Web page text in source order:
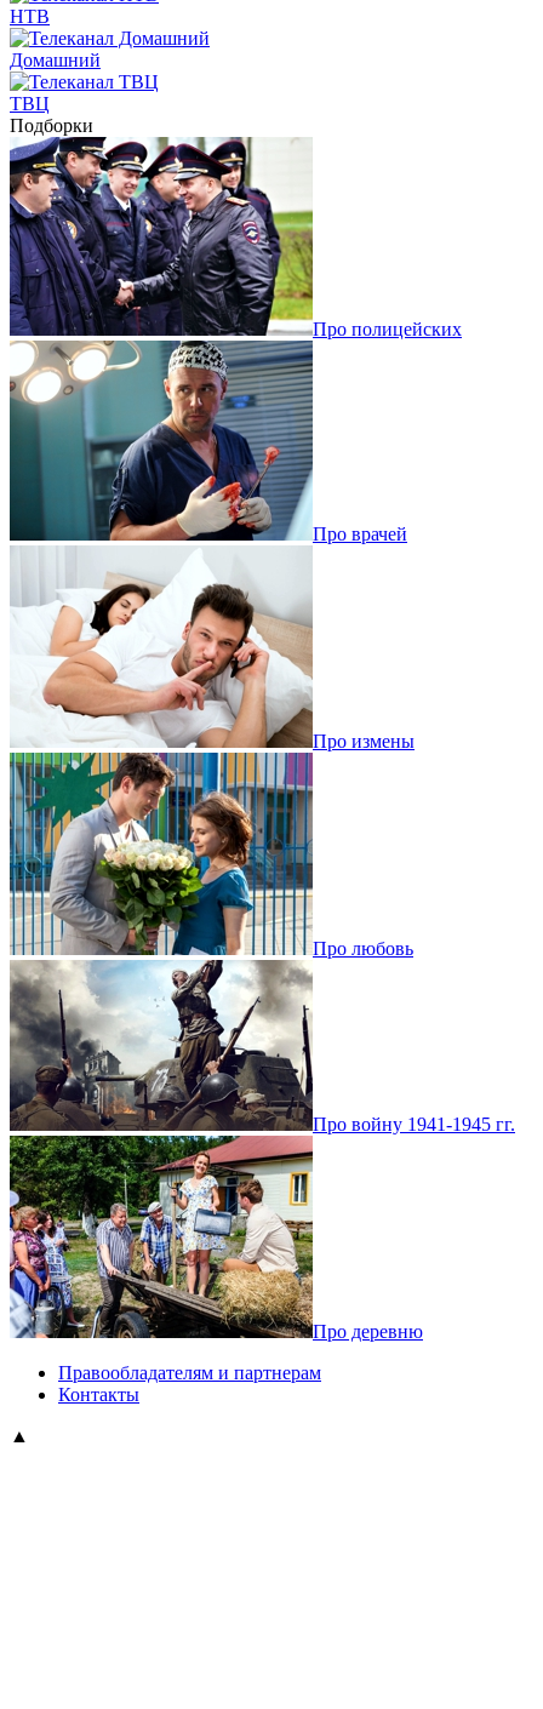
НТВ
Домашний
ТВЦ
Подборки
Про полицейских
Про врачей
Про измены
Про любовь
Про войну 1941-1945 гг.
Про деревню
Правообладателям и партнерам
Контакты
▲